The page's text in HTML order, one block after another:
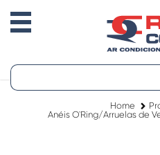
Home
Anéis O`Ring/Arruelas de